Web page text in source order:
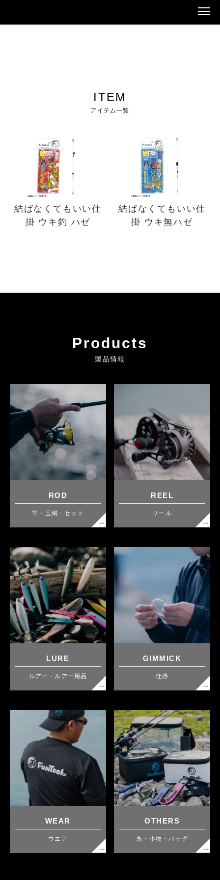
ITEM
アイテム一覧
結ばなくてもいい仕
掛 ウキ釣 ハゼ
結ばなくてもいい仕
掛 ウキ無ハゼ
Products
製品情報
ROD
竿・玉網・セット
REEL
リール
LURE
ルアー・ルアー用品
GIMMICK
仕掛
WEAR
ウエア
OTHERS
糸・小物・バッグ